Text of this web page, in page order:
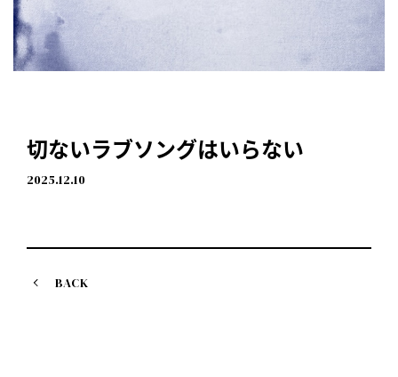
切ないラブソングはいらない
2025.12.10
BACK